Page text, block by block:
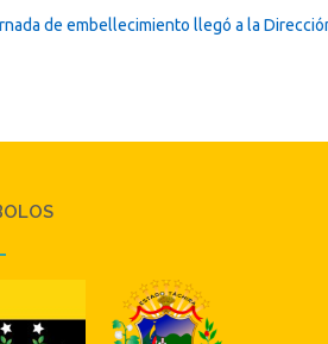
de embellecimiento llegó a la